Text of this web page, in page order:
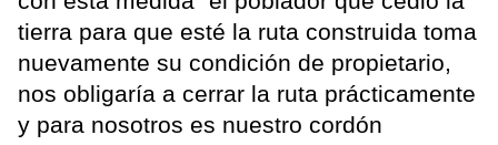
tierra para que esté la ruta construida toma
nuevamente su condición de propietario,
nos obligaría a cerrar la ruta prácticamente
y para nosotros es nuestro cordón